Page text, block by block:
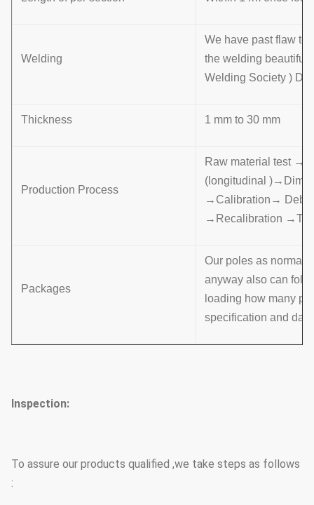
Welding
We have past flaw
the welding beautiful
Welding Society ) D
Thickness 1 mm to 30 mm
Production Process
Raw material test →
(longitudinal
→Calibration→
→Recalibration
Packages
Our poles as normal
anyway also can
loading how many
specification and
Inspection:
To assure our products qualified ,we take steps as follows
: